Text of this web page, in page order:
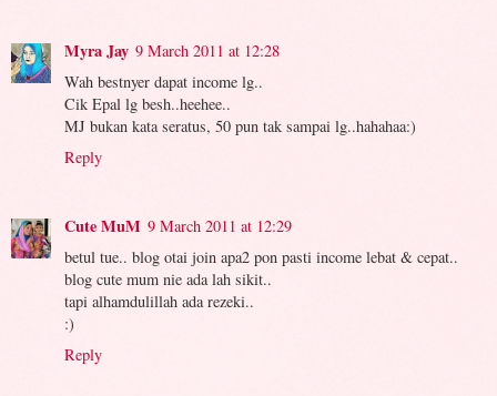
Myra Jay 9 March 2011 at 12:28
Wah bestnyer dapat income lg..
Cik Epal lg besh..heehee..
MJ bukan kata seratus, 50 pun tak sampai lg..hahahaa:)
Reply
Cute MuM 9 March 2011 at 12:29
betul tue.. blog otai join apa2 pon pasti income lebat & cepat..
blog cute mum nie ada lah sikit..
tapi alhamdulillah ada rezeki..
:)
Reply